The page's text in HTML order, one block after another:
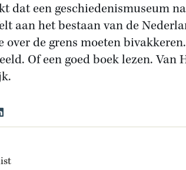
dat een geschiedenismuseum
aan het bestaan van de
over de grens moeten
Of een goed boek lezen. Van